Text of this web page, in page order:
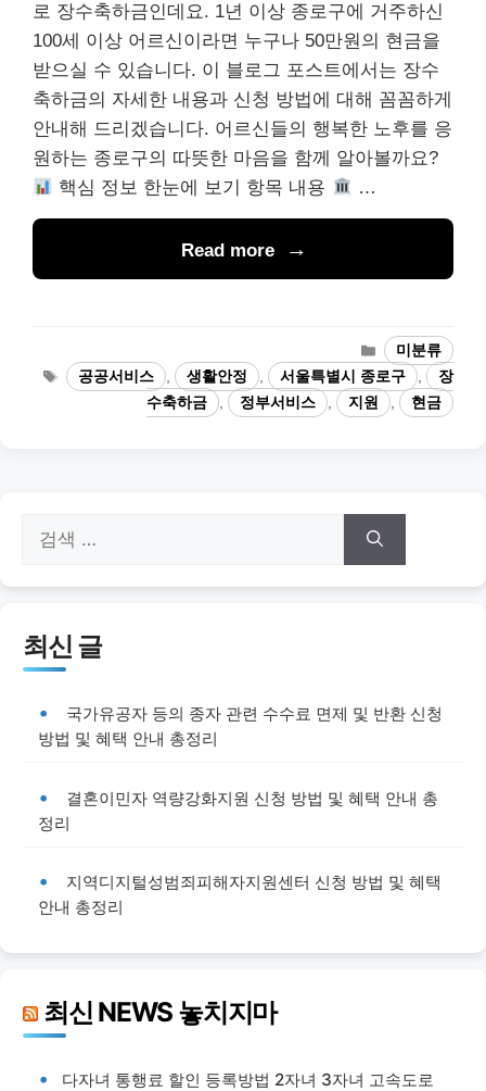
로 장수축하금인데요. 1년 이상 종로구에 거주하신
100세 이상 어르신이라면 누구나 50만원의 현금을
받으실 수 있습니다. 이 블로그 포스트에서는 장수
축하금의 자세한 내용과 신청 방법에 대해 꼼꼼하게
안내해 드리겠습니다. 어르신들의 행복한 노후를 응
원하는 종로구의 따뜻한 마음을 함께 알아볼까요?
핵심 정보 한눈에 보기 항목 내용
…
Read more
카
테
고
리
미분류
태
그
공공서비스 , 생활안정 , 서울특별시 종로구 ,
장
수축하금
, 정부서비스 , 지원 , 현금
색:
최신 글
국가유공자 등의 종자 관련 수수료 면제 및 반환 신청
방법 및 혜택 안내 총정리
결혼이민자 역량강화지원 신청 방법 및 혜택 안내 총
정리
지역디지털성범죄피해자지원센터 신청 방법 및 혜택
안내 총정리
최신 NEWS 놓치지마
다자녀 통행료 할인 등록방법 2자녀 3자녀 고속도로